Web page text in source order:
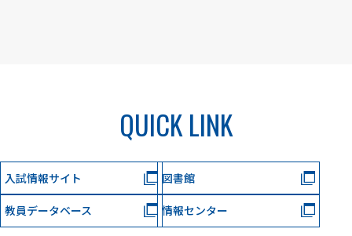
QUICK LINK
入試情報サイト 図書館
教員データベース 情報センター